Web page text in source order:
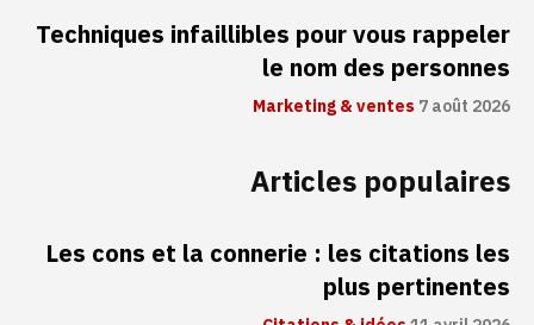
Techniques infaillibles pour vous rappeler
le nom des personnes
Marketing & ventes7 août 2026
Articles populaires
Les cons et la connerie : les citations les
plus pertinentes